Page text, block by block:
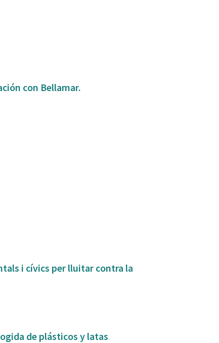
con Bellamar.
i cívics per lluitar contra la
de plásticos y latas